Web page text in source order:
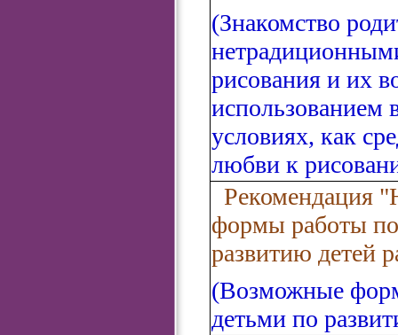
(Знакомство
рисования и их
использованием
условиях, как
любви к
Рекомендация
формы работы
развитию детей
(Возможные
детьми по